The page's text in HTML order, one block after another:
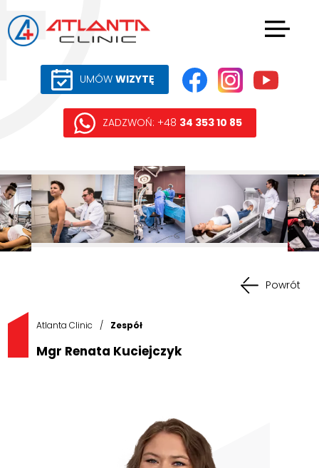
UMÓW WIZYTĘ
ZADZWOŃ: +48 34 353 10 85
Powrót
Atlanta Clinic / Zespół
Mgr Renata Kuciejczyk